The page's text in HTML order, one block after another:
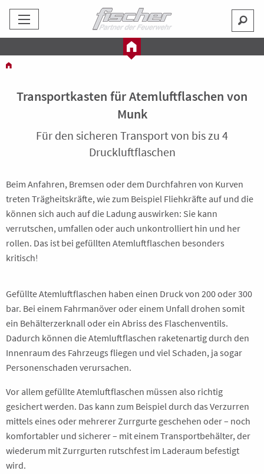
Transportkasten für Atemluftflaschen von
Munk
Für den sicheren Transport von bis zu 4
Druckluftflaschen
Beim Anfahren, Bremsen oder dem Durchfahren von Kurven
treten Trägheitskräfte, wie zum Beispiel Fliehkräfte auf und die
können sich auch auf die Ladung auswirken: Sie kann
verrutschen, umfallen oder auch unkontrolliert hin und her
rollen. Das ist bei gefüllten Atemluftflaschen besonders
kritisch!
Gefüllte Atemluftflaschen haben einen Druck von 200 oder 300
bar. Bei einem Fahrmanöver oder einem Unfall drohen somit
ein Behälterzerknall oder ein Abriss des Flaschenventils.
Dadurch können die Atemluftflaschen raketenartig durch den
Innenraum des Fahrzeugs fliegen und viel Schaden, ja sogar
Personenschaden verursachen.
Vor allem gefüllte Atemluftflaschen müssen also richtig
gesichert werden. Das kann zum Beispiel durch das Verzurren
mittels eines oder mehrerer Zurrgurte geschehen oder – noch
komfortabler und sicherer – mit einem Transportbehälter, der
wiederum mit Zurrgurten rutschfest im Laderaum befestigt
wird.